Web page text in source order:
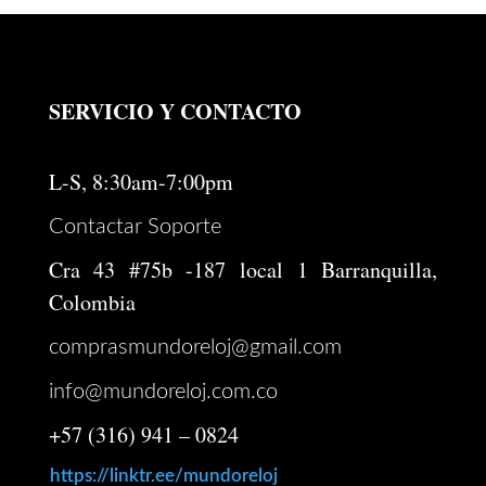
SERVICIO Y CONTACTO
L-S, 8:30am-7:00pm
Contactar Soporte
Cra 43 #75b -187 local 1 Barranquilla,
Colombia
comprasmundoreloj@gmail.com
info@mundoreloj.com.co
+57 (316) 941 – 0824
https://linktr.ee/mundoreloj